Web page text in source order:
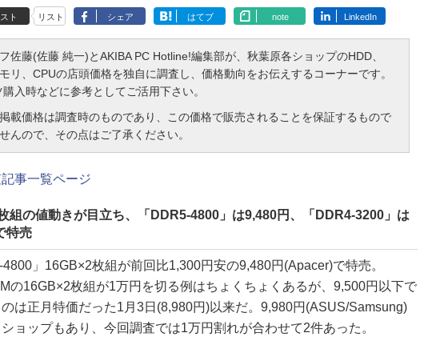
ト リスト シェア はてブ note LinkedIn
佐藤(佐藤 純一)とAKIBA PC Hotline!編集部が、秋葉原各ショップのHDD、
リ、CPUの店頭価格を独自に調査し、価格動向をお伝えするコーナーです。
入時などに参考としてご活用下さい。
載価格は調査時のものであり、この価格で販売されることを保証するもので
んので、その点はご了承ください。
記事一覧ページ
組の値動きが目立ち、「DDR5-4800」は9,480円、「DDR4-3200」は
特売
」16GB×2枚組が前回比1,300円安の9,480円(Apacer)で特売。
の16GB×2枚組が1万円を切る例はちょくちょくあるが、9,500円以下で
は正月特価だった1月3日(8,980円)以来だ。9,980円(ASUS/Samsung)
ョップもあり、今回調査では1万円割れが合わせて2件あった。